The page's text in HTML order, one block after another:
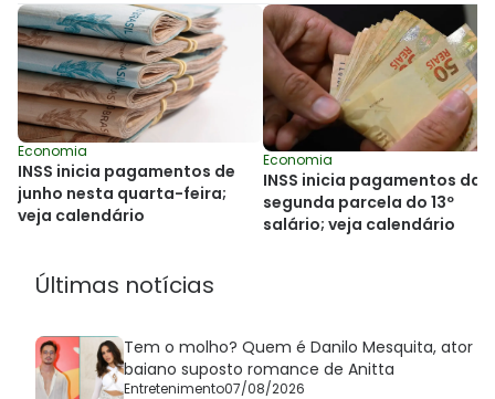
Economia
INSS inicia pagamentos de
junho nesta quarta-feira;
veja calendário
Economia
INSS inicia pagamentos da
segunda parcela do 13º
salário; veja calendário
Últimas notícias
Tem o molho? Quem é Danilo Mesquita, ator
baiano suposto romance de Anitta
Entretenimento07/08/2026